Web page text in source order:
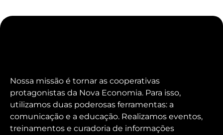
Nossa missão é tornar as cooperativas
protagonistas da Nova Economia. Para isso,
utilizamos duas poderosas ferramentas: a
comunicação e a educação. Realizamos eventos,
treinamentos e curadoria de informações